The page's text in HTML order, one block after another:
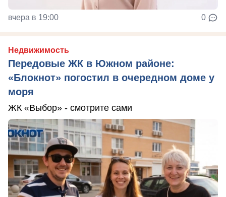
вчера в 19:00 0
Недвижимость
Передовые ЖК в Южном районе:
«Блокнот» погостил в очередном доме у
моря
ЖК «Выбор» - смотрите сами